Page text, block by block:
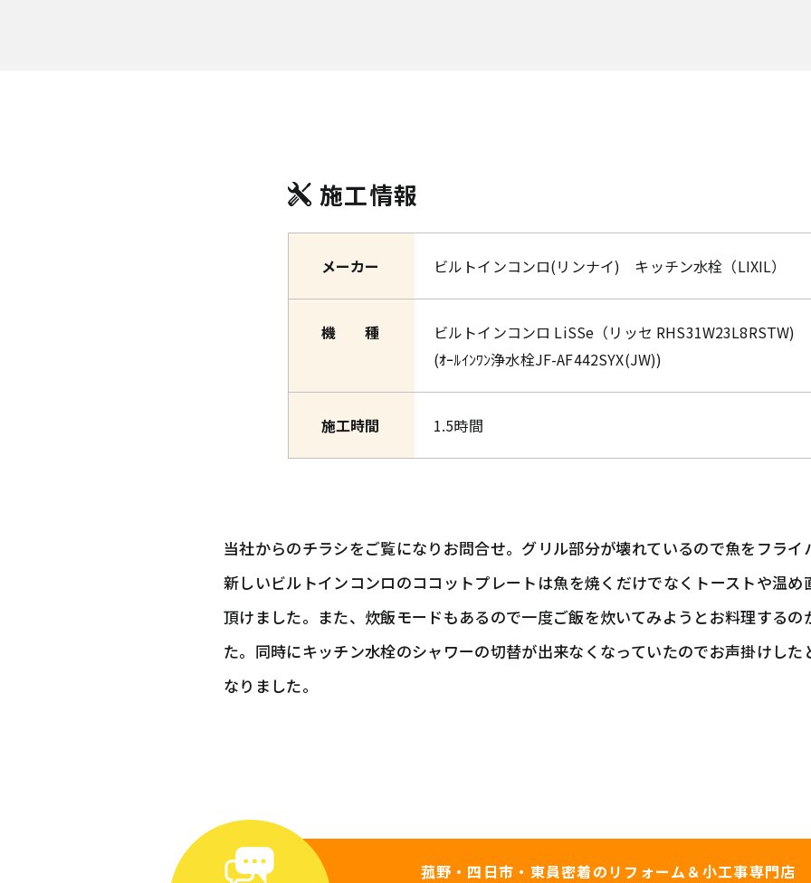
施工情報
メーカー ビルトインコンロ(リンナイ) キッチン水栓（LIXIL）
機 種
ビルトインコンロ LiSSe（リッセ RHS31W23L8RSTW)
(ｵｰﾙｲﾝﾜﾝ浄水栓JF-AF442SYX(JW))
施工時間 1.5時間
当社からのチラシをご覧になりお問合せ。グリル部分が壊れているので魚をフラ
新しいビルトインコンロのココットプレート は魚を焼くだけでなくトーストや温
頂けました。また、炊飯モードもあるので一度ご飯を炊いてみようとお料理する
た。同時にキッチン水栓のシャワーの切替が出来なくなっていたのでお声掛けし
なりました。
菰野・四日市・東員密着の リフォーム＆小工事専門店